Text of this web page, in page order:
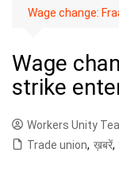
Wage change:
Wage
strike
Workers Unity
Trade union, ख़बरें,